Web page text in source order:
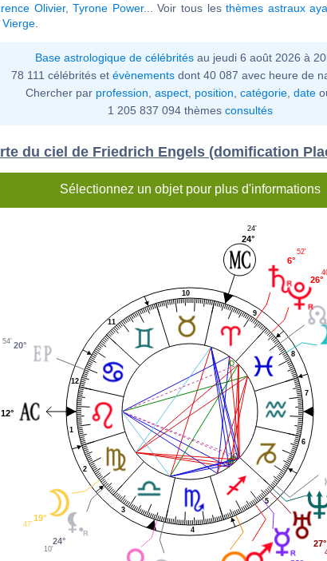
Olivier,Tyrone Power... Voir tous lesthèmes astraux
Vierge
Base astrologique de célébritésau jeudi 6 août 2026 à
78 111 célébrités et évènements dont 40 087 avec heure de
Chercher par profession aspect position catégorie date
1 205 837 094 thèmes consultés
du ciel de Friedrich Engels (domification
Sélectionnez un objet pour plus d'informations
1
2
3
4
5
6
7
8
9
10
11
12
26°
6°
52'
24°
24'
20°
54'
12°
19°
47'
24°
10'
27°